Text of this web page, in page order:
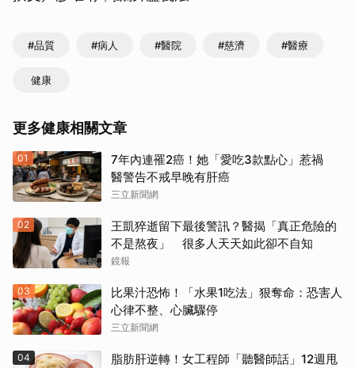
#品質 #病人 #醫院 #慈濟 #醫療
健康
更多健康相關文章
01
7年內連罹2癌！她「愛吃3款點心」惹禍
醫警告不戒早晚有肝癌
三立新聞網
02
王凱猝逝留下最後警訊？醫揭「真正危險的
不是熬夜」 很多人天天如此卻不自知
鏡報
03
比果汁恐怖！「水果1吃法」狠奪命：恐害人
心律不整、心臟驟停
三立新聞網
04
脂肪肝逆轉！女工程師「聽醫師話」12週甩
取消